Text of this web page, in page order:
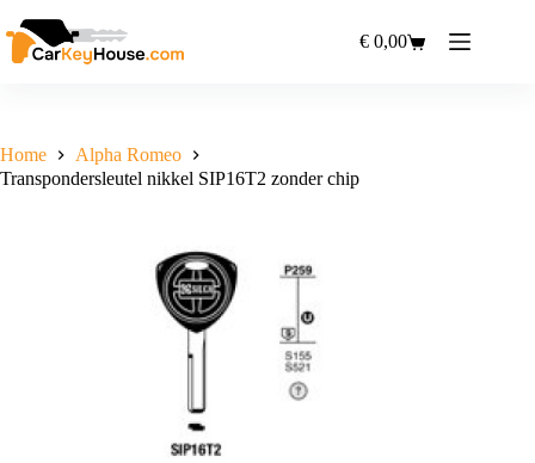
naar
de
Winkelwagen
€ 0,00
Home
Alpha Romeo
Transpondersleutel nikkel SIP16T2 zonder chip